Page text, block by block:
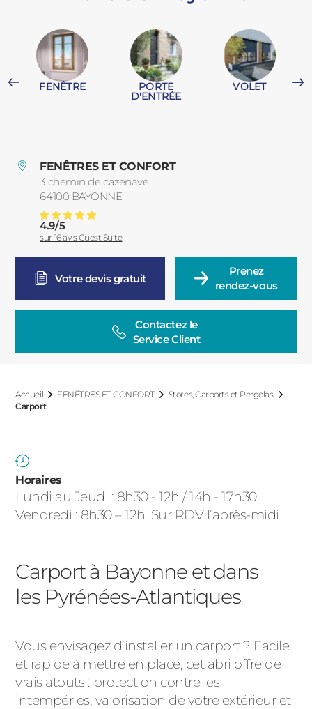
FENÊTRE PORTE
D'ENTRÉE
VOLET
FENÊTRES ET CONFORT
3 chemin de cazenave
64100 BAYONNE
France
Carport à Bayonne
Note moyenne :
4.9/5
sur 16avis Guest Suite
Votre devis gratuit
Prenez
rendez-vous
Contactez le
Service Client
Accueil FENÊTRES ET CONFORT
Stores, Carports et Pergolas
Carport
Horaires
Lundi au Jeudi : 8h30 - 12h / 14h - 17h30
Vendredi : 8h30 – 12h. Sur RDV l’après-midi
Carport à Bayonne et dans
les Pyrénées-Atlantiques
Vous envisagez d’installer un carport ? Facile
et rapide à mettre en place, cet abri offre de
vrais atouts : protection contre les
intempéries, valorisation de votre extérieur et
PVC
CARPORTS
CLÔTURES